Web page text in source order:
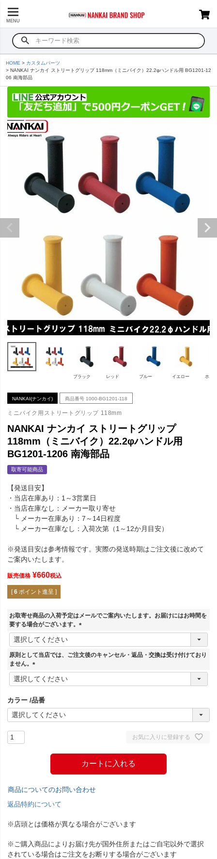
MENU
HOME
カスタムパーツ
NANKAI ナンカイ ストリートグリップ 118mm（ミニバイク）22.2φハンドル用 BG1201-12
06 南海部品
ブラック レッド ブルー イエロー ホワ
NANKAI(ナンカイ) 商品番号 1000-BG1201-118
ミニバイク用ストリートグリップ 118mm
NANKAI ナンカイ ストリートグリップ
118mm（ミニバイク）22.2φハンドル用
BG1201-1206 南海部品
取寄可能商品
【発送目安】
・当店在庫あり：1～3営業日
・当店在庫なし：メーカー取り寄せ
└ メーカー在庫あり：7～14日程度
└ メーカー在庫なし：入荷次第（1～12か月目安）
※発送目安は参考情報です。実際の発送時期はご注文後に改めて
ご案内いたします。
販売価格 ¥660税込
[ 6 ポイント進呈 ]
お取寄せ商品の入荷予定はメールでご案内いたします。お届けにはお時間を
要する場合がございます。
(
須
原則として当店では、ご注文後のキャンセル・返品・交換は受け付けており
ません。
(
必
)
カラー 品番
お気に入りに登録する
カートに入れる
商品についてのお問い合わせ
返品特約について
※店頭とは価格が異なる場合がございます
※ご購入商品によりお届け先が国外住所またはご自宅以外で選択
されている場合はご注文をお断りする場合がございます